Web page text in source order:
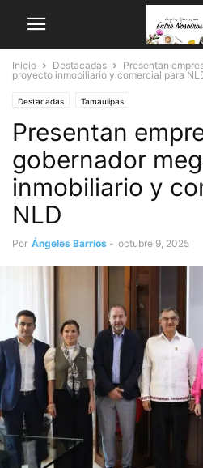
Inicio Destacadas
Presentan
proyecto inmobiliario y comercial para
Destacadas Tamaulipas
Presentan
gobernador
inmobiliario y
NLD
Por Ángeles Barrios - octubre 9, 2025